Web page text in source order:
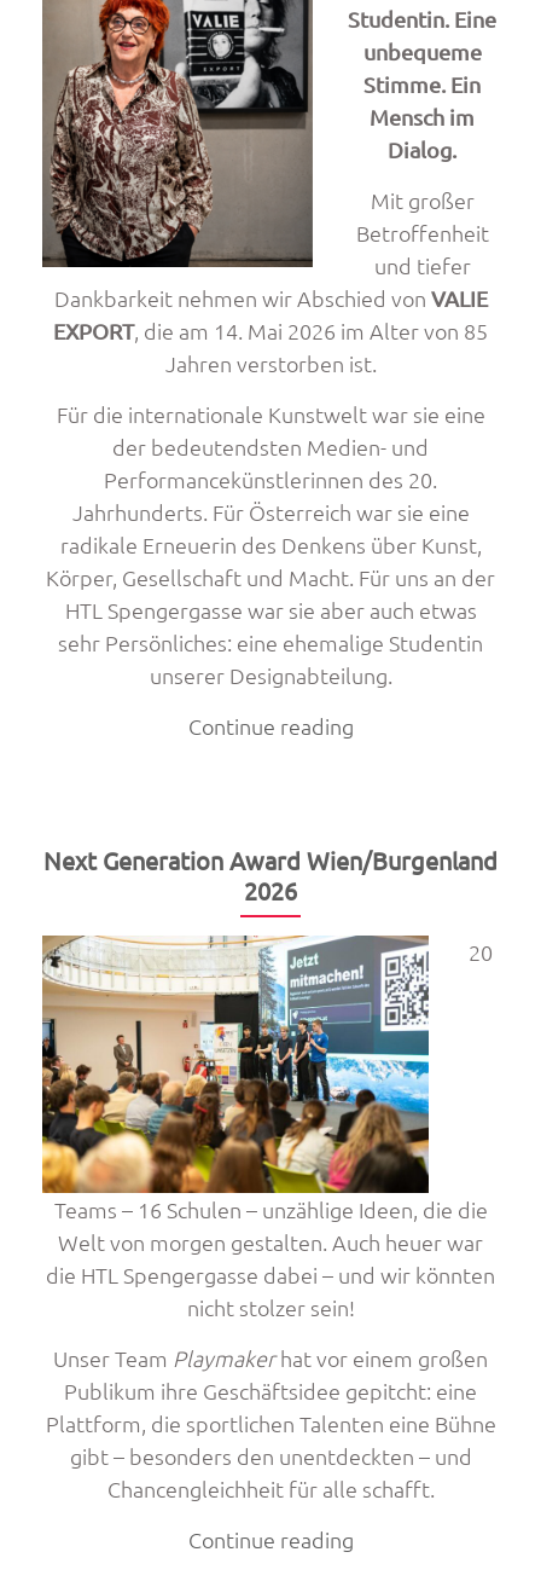
und
Taiwan!“
Studentin. Eine
unbequeme
Stimme. Ein
Mensch im
Dialog.
Mit großer
Betroffenheit
und tiefer
Dankbarkeit nehmen wir Abschied von VALIE
EXPORT, die am 14. Mai 2026 im Alter von 85
Jahren verstorben ist.
Für die internationale Kunstwelt war sie eine
der bedeutendsten Medien- und
Performancekünstlerinnen des 20.
Jahrhunderts. Für Österreich war sie eine
radikale Erneuerin des Denkens über Kunst,
Körper, Gesellschaft und Macht. Für uns an der
HTL Spengergasse war sie aber auch etwas
sehr Persönliches: eine ehemalige Studentin
unserer Designabteilung.
Continue reading„Nachruf
Next Generation Award Wien/Burgenland
2026
20
Teams – 16 Schulen – unzählige Ideen, die die
Welt von morgen gestalten. Auch heuer war
die HTL Spengergasse dabei – und wir könnten
nicht stolzer sein!
Unser Team Playmakerhat vor einem großen
Publikum ihre Geschäftsidee gepitcht: eine
Plattform, die sportlichen Talenten eine Bühne
gibt – besonders den unentdeckten – und
Chancengleichheit für alle schafft.
Continue reading„Next